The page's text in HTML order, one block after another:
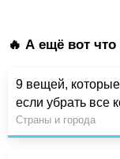
🔥 А ещё вот что
9 вещей,
если убрать все
Страны и города